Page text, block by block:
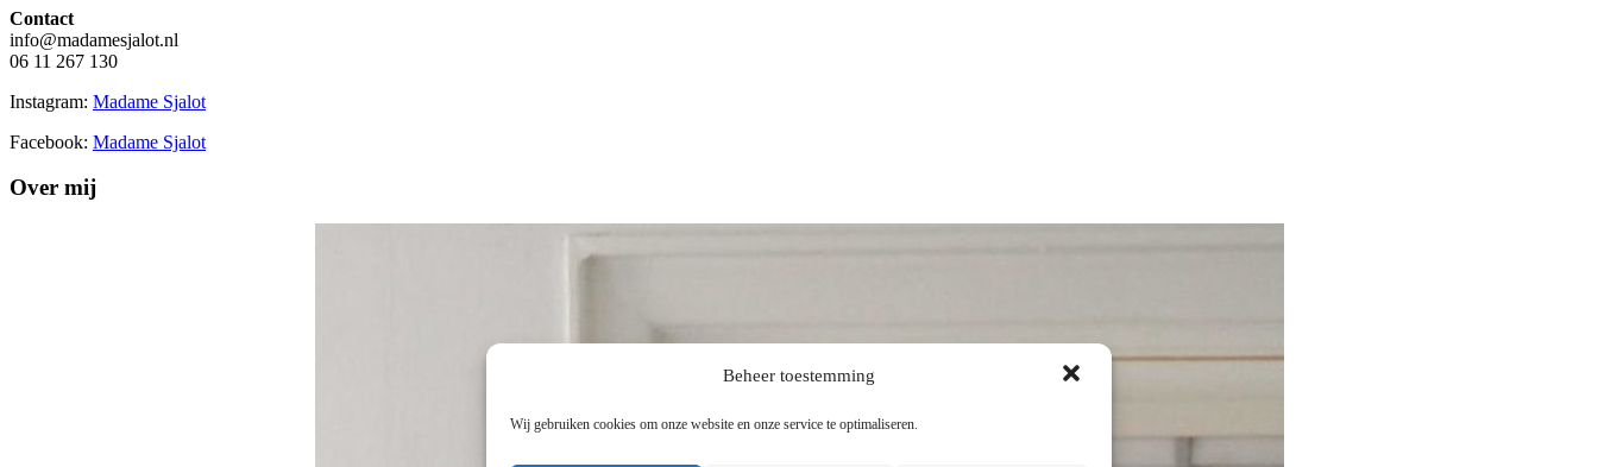
Beheer toestemming
Wij gebruiken cookies om onze website en onze service te optimaliseren.
Contact
info@madamesjalot.nl
06 11 267 130
Instagram: Madame Sjalot
Facebook: Madame Sjalot
Over mij